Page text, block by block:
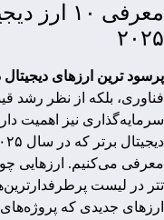
معرفی ۱۰
۲۰۲۵
پرسود ترین ارزهای دیجیتال در
فناوری، بلکه از نظر رشد
معرفی می‌کنیم. ارزهایی
تتر در لیست
ارزهای جدیدی که